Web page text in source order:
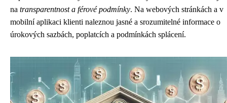
na transparentnost a férové podmínky. Na webových stránkách a v
mobilní aplikaci klienti naleznou jasné a srozumitelné informace o
úrokových sazbách, poplatcích a podmínkách splácení.